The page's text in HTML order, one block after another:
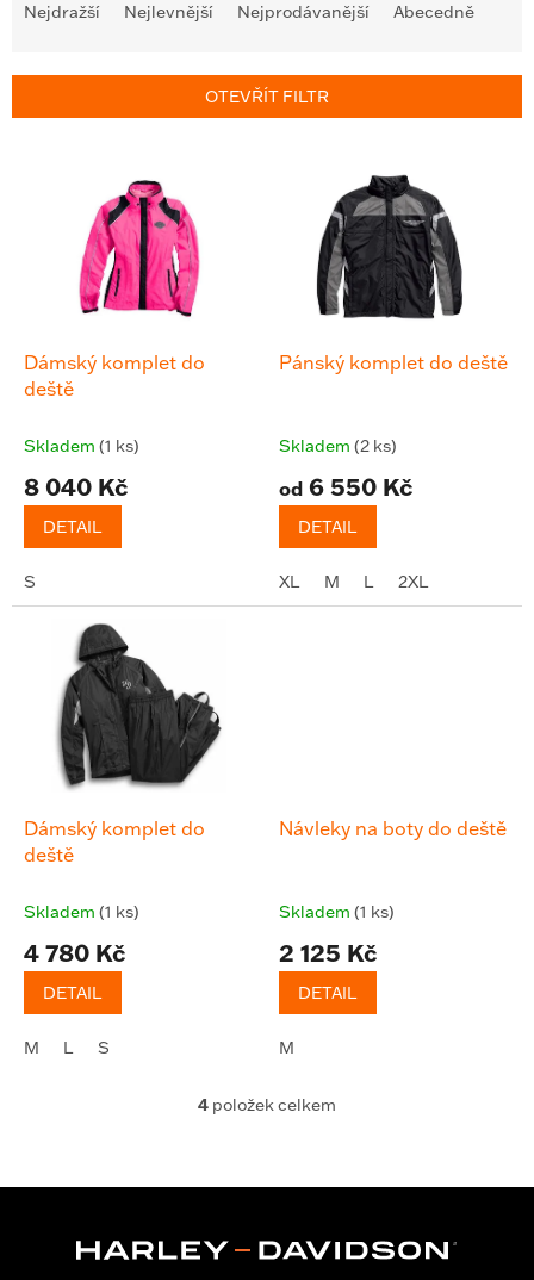
í
Nejdražší Nejlevnější Nejprodávanější Abecedně
OTEVŘÍT FILTR
u
Dámský komplet do
deště
Skladem (1 ks)
8 040 Kč
DETAIL
S
Pánský komplet do deště
Skladem (2 ks)
od 6 550 Kč
DETAIL
XL M L 2XL
Dámský komplet do
deště
Skladem (1 ks)
4 780 Kč
DETAIL
M L S
Návleky na boty do deště
Skladem (1 ks)
2 125 Kč
DETAIL
M
O
á
c
4 položek celkem